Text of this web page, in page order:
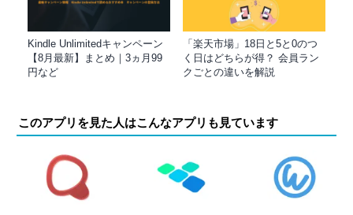
Kindle Unlimitedキャンペーン
【8月最新】まとめ｜3ヵ月99
円など
「楽天市場」18日と5と0のつ
く日はどちらが得？ 会員ラン
クごとの違いを解説
このアプリを見た人はこんなアプリも見ています